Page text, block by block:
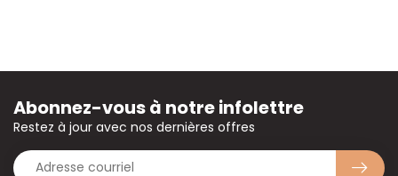
Abonnez-vous à notre infolettre
Restez à jour avec nos dernières offres